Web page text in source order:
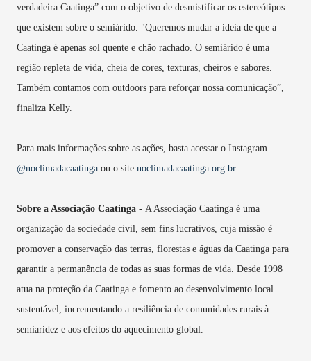
verdadeira Caatinga” com o objetivo de desmistificar os estereótipos
que existem sobre o semiárido. "Queremos mudar a ideia de que a
Caatinga é apenas sol quente e chão rachado. O semiárido é uma
região repleta de vida, cheia de cores, texturas, cheiros e sabores.
Também contamos com outdoors para reforçar nossa comunicação”,
finaliza Kelly.
Para mais informações sobre as ações, basta acessar o Instagram
@noclimadacaatinga ou o site noclimadacaatinga.org.br.
Sobre a Associação Caatinga - A Associação Caatinga é uma
organização da sociedade civil, sem fins lucrativos, cuja missão é
promover a conservação das terras, florestas e águas da Caatinga para
garantir a permanência de todas as suas formas de vida. Desde 1998
atua na proteção da Caatinga e fomento ao desenvolvimento local
sustentável, incrementando a resiliência de comunidades rurais à
semiaridez e aos efeitos do aquecimento global.